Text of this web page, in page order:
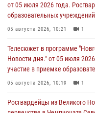
от 05 июля 2026 года.
образовательных
05 августа 2026, 10:21 1
Телесюжет в программе
Новости дня." от 05 июля
участие в приемке
05 августа 2026, 10:19 1
Росгвардейцы из Великого